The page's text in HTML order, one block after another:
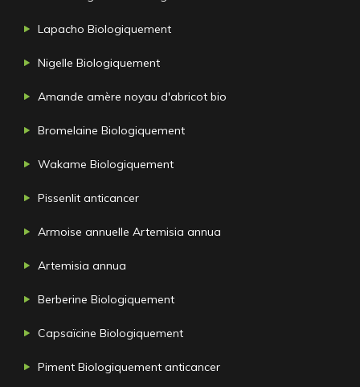
Lapacho Biologiquement
Nigelle Biologiquement
Amande amère noyau d'abricot bio
Bromelaine Biologiquement
Wakame Biologiquement
Pissenlit anticancer
Armoise annuelle Artemisia annua
Artemisia annua
Berberine Biologiquement
Capsaïcine Biologiquement
Piment Biologiquement anticancer